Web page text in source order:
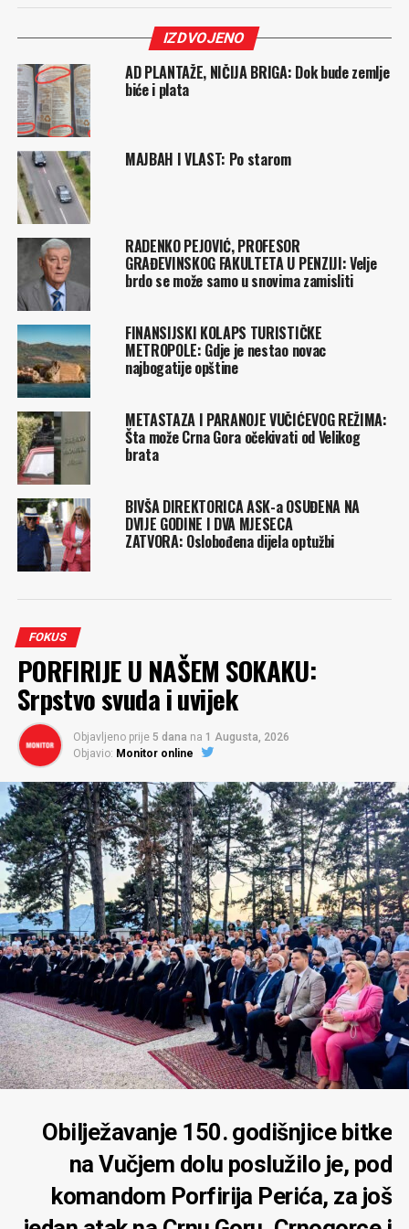
IZDVOJENO
AD PLANTAŽE, NIČIJA BRIGA: Dok bude zemlje
biće i plata
MAJBAH I VLAST: Po starom
RADENKO PEJOVIĆ, PROFESOR
GRAĐEVINSKOG FAKULTETA U PENZIJI: Velje
brdo se može samo u snovima zamisliti
FINANSIJSKI KOLAPS TURISTIČKE
METROPOLE: Gdje je nestao novac
najbogatije opštine
METASTAZA I PARANOJE VUČIĆEVOG REŽIMA:
Šta može Crna Gora očekivati od Velikog
brata
BIVŠA DIREKTORICA ASK-a OSUĐENA NA
DVIJE GODINE I DVA MJESECA
ZATVORA: Oslobođena dijela optužbi
FOKUS
PORFIRIJE U NAŠEM SOKAKU:
Srpstvo svuda i uvijek
Objavljeno prije 5 dana na 1 Augusta, 2026
Objavio: Monitor online
Obilježavanje 150. godišnjice bitke
na Vučjem dolu poslužilo je, pod
komandom Porfirija Perića, za još